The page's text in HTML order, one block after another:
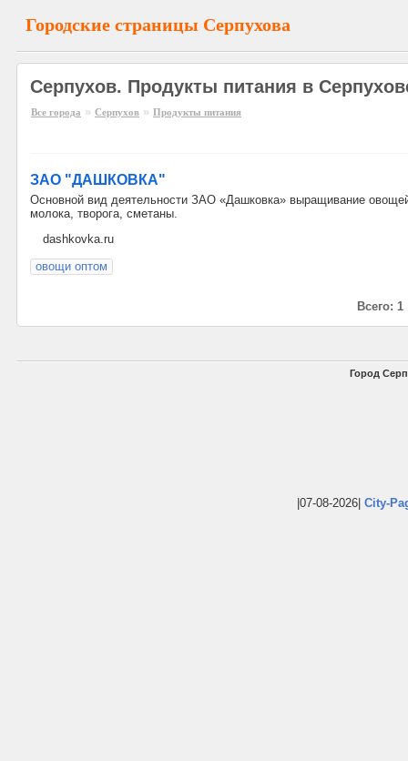
Городские страницы Серпухова
Серпухов. Продукты питания в
Все города » Серпухов » Продукты питания
ЗАО "ДАШКОВКА"
Основной вид деятельности ЗАО «Дашковка» выращивание
молока, творога, сметаны.
dashkovka.ru
овощи оптом
Всего: 1
Город
|07-08-2026| City-